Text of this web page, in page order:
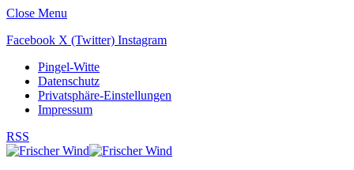
Close Menu
Facebook X (Twitter) Instagram
Pingel-Witte
Datenschutz
Privatsphäre-Einstellungen
Impressum
RSS